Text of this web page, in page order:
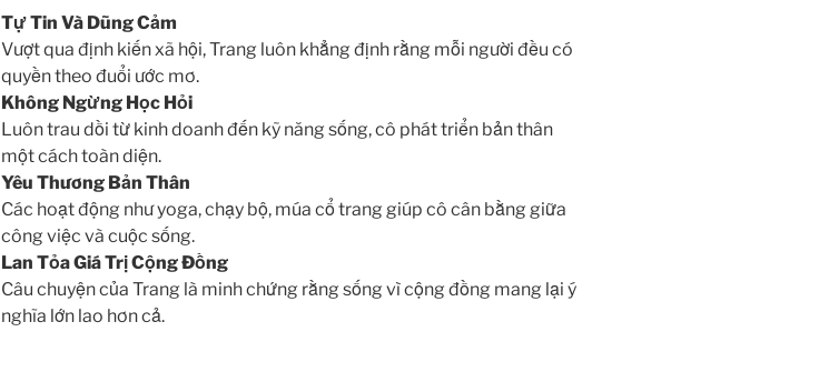
Tự Tin Và Dũng Cảm
Vượt qua định kiến xã hội, Trang luôn khẳng định rằng mỗi người đều có
quyền theo đuổi ước mơ.
Không Ngừng Học Hỏi
Luôn trau dồi từ kinh doanh đến kỹ năng sống, cô phát triển bản thân
một cách toàn diện.
Yêu Thương Bản Thân
Các hoạt động như yoga, chạy bộ, múa cổ trang giúp cô cân bằng giữa
công việc và cuộc sống.
Lan Tỏa Giá Trị Cộng Đồng
Câu chuyện của Trang là minh chứng rằng sống vì cộng đồng mang lại ý
nghĩa lớn lao hơn cả.